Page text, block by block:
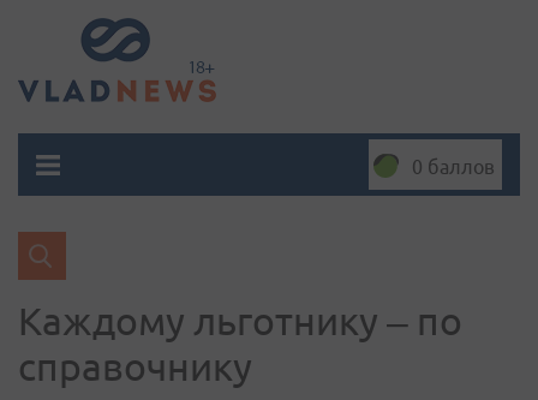
0 баллов
Каждому льготнику – по
справочнику